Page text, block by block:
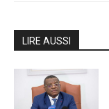
LIRE AUSSI